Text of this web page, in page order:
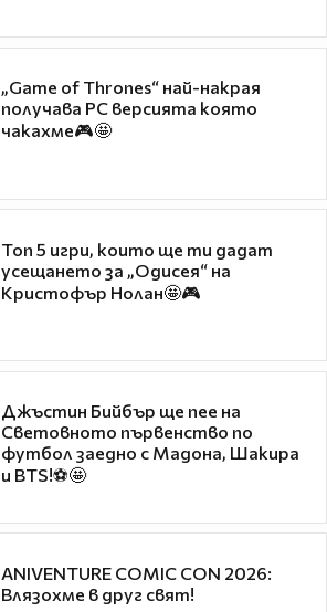
„Game of Thrones“ най-накрая
получава PC версията която
чакахме🎮🤩
Топ 5 игри, които ще ти дадат
усещането за „Одисея“ на
Кристофър Нолан🤩🎮
Джъстин Бийбър ще пее на
Световното първенство по
футбол заедно с Мадона, Шакира
и BTS!⚽🤩
ANIVENTURE COMIC CON 2026:
Влязохме в друг свят!